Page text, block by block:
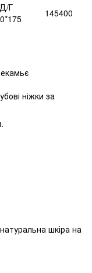
Д/Г
145400
ніжки за
шкіра на